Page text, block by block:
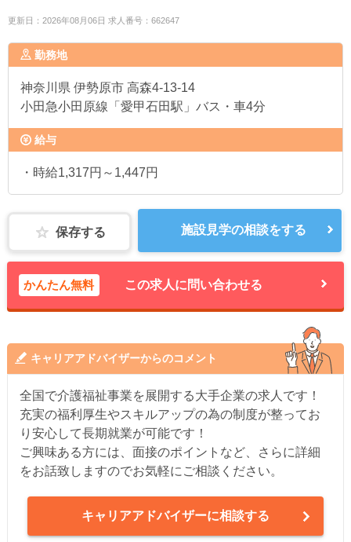
更新日：2026年08月06日 求人番号：662647
勤務地
神奈川県 伊勢原市 高森4-13-14
小田急小田原線「愛甲石田駅」バス・車4分
給与
・時給1,317円～1,447円
保存する 施設見学の相談をする
かんたん無料 この求人に問い合わせる
キャリアアドバイザーからのコメント
全国で介護福祉事業を展開する大手企業の求人です！
充実の福利厚生やスキルアップの為の制度が整ってお
り安心して長期就業が可能です！
ご興味ある方には、面接のポイントなど、さらに詳細
をお話致しますのでお気軽にご相談ください。
キャリアアドバイザーに相談する